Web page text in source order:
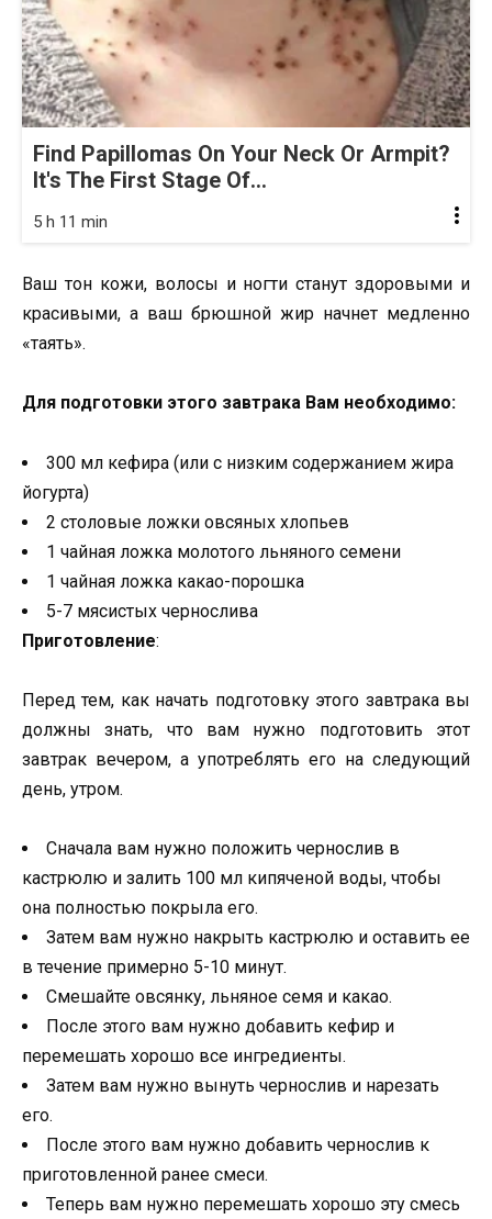
Find Papillomas On Your Neck Or Armpit?
It's The First Stage Of...
5 h 11 min
Ваш тон кожи, волосы и ногти станут здоровыми и
красивыми, а ваш брюшной жир начнет медленно
«таять».
Для подготовки этого завтрака Вам необходимо:
300 мл кефира (или с низким содержанием жира
йогурта)
2 столовые ложки овсяных хлопьев
1 чайная ложка молотого льняного семени
1 чайная ложка какао-порошка
5-7 мясистых чернослива
Приготовление:
Перед тем, как начать подготовку этого завтрака вы
должны знать, что вам нужно подготовить этот
завтрак вечером, а употреблять его на следующий
день, утром.
Сначала вам нужно положить чернослив в
кастрюлю и залить 100 мл кипяченой воды, чтобы
она полностью покрыла его.
Затем вам нужно накрыть кастрюлю и оставить ее
в течение примерно 5-10 минут.
Смешайте овсянку, льняное семя и какао.
После этого вам нужно добавить кефир и
перемешать хорошо все ингредиенты.
Затем вам нужно вынуть чернослив и нарезать
его.
После этого вам нужно добавить чернослив к
приготовленной ранее смеси.
Теперь вам нужно перемешать хорошо эту смесь